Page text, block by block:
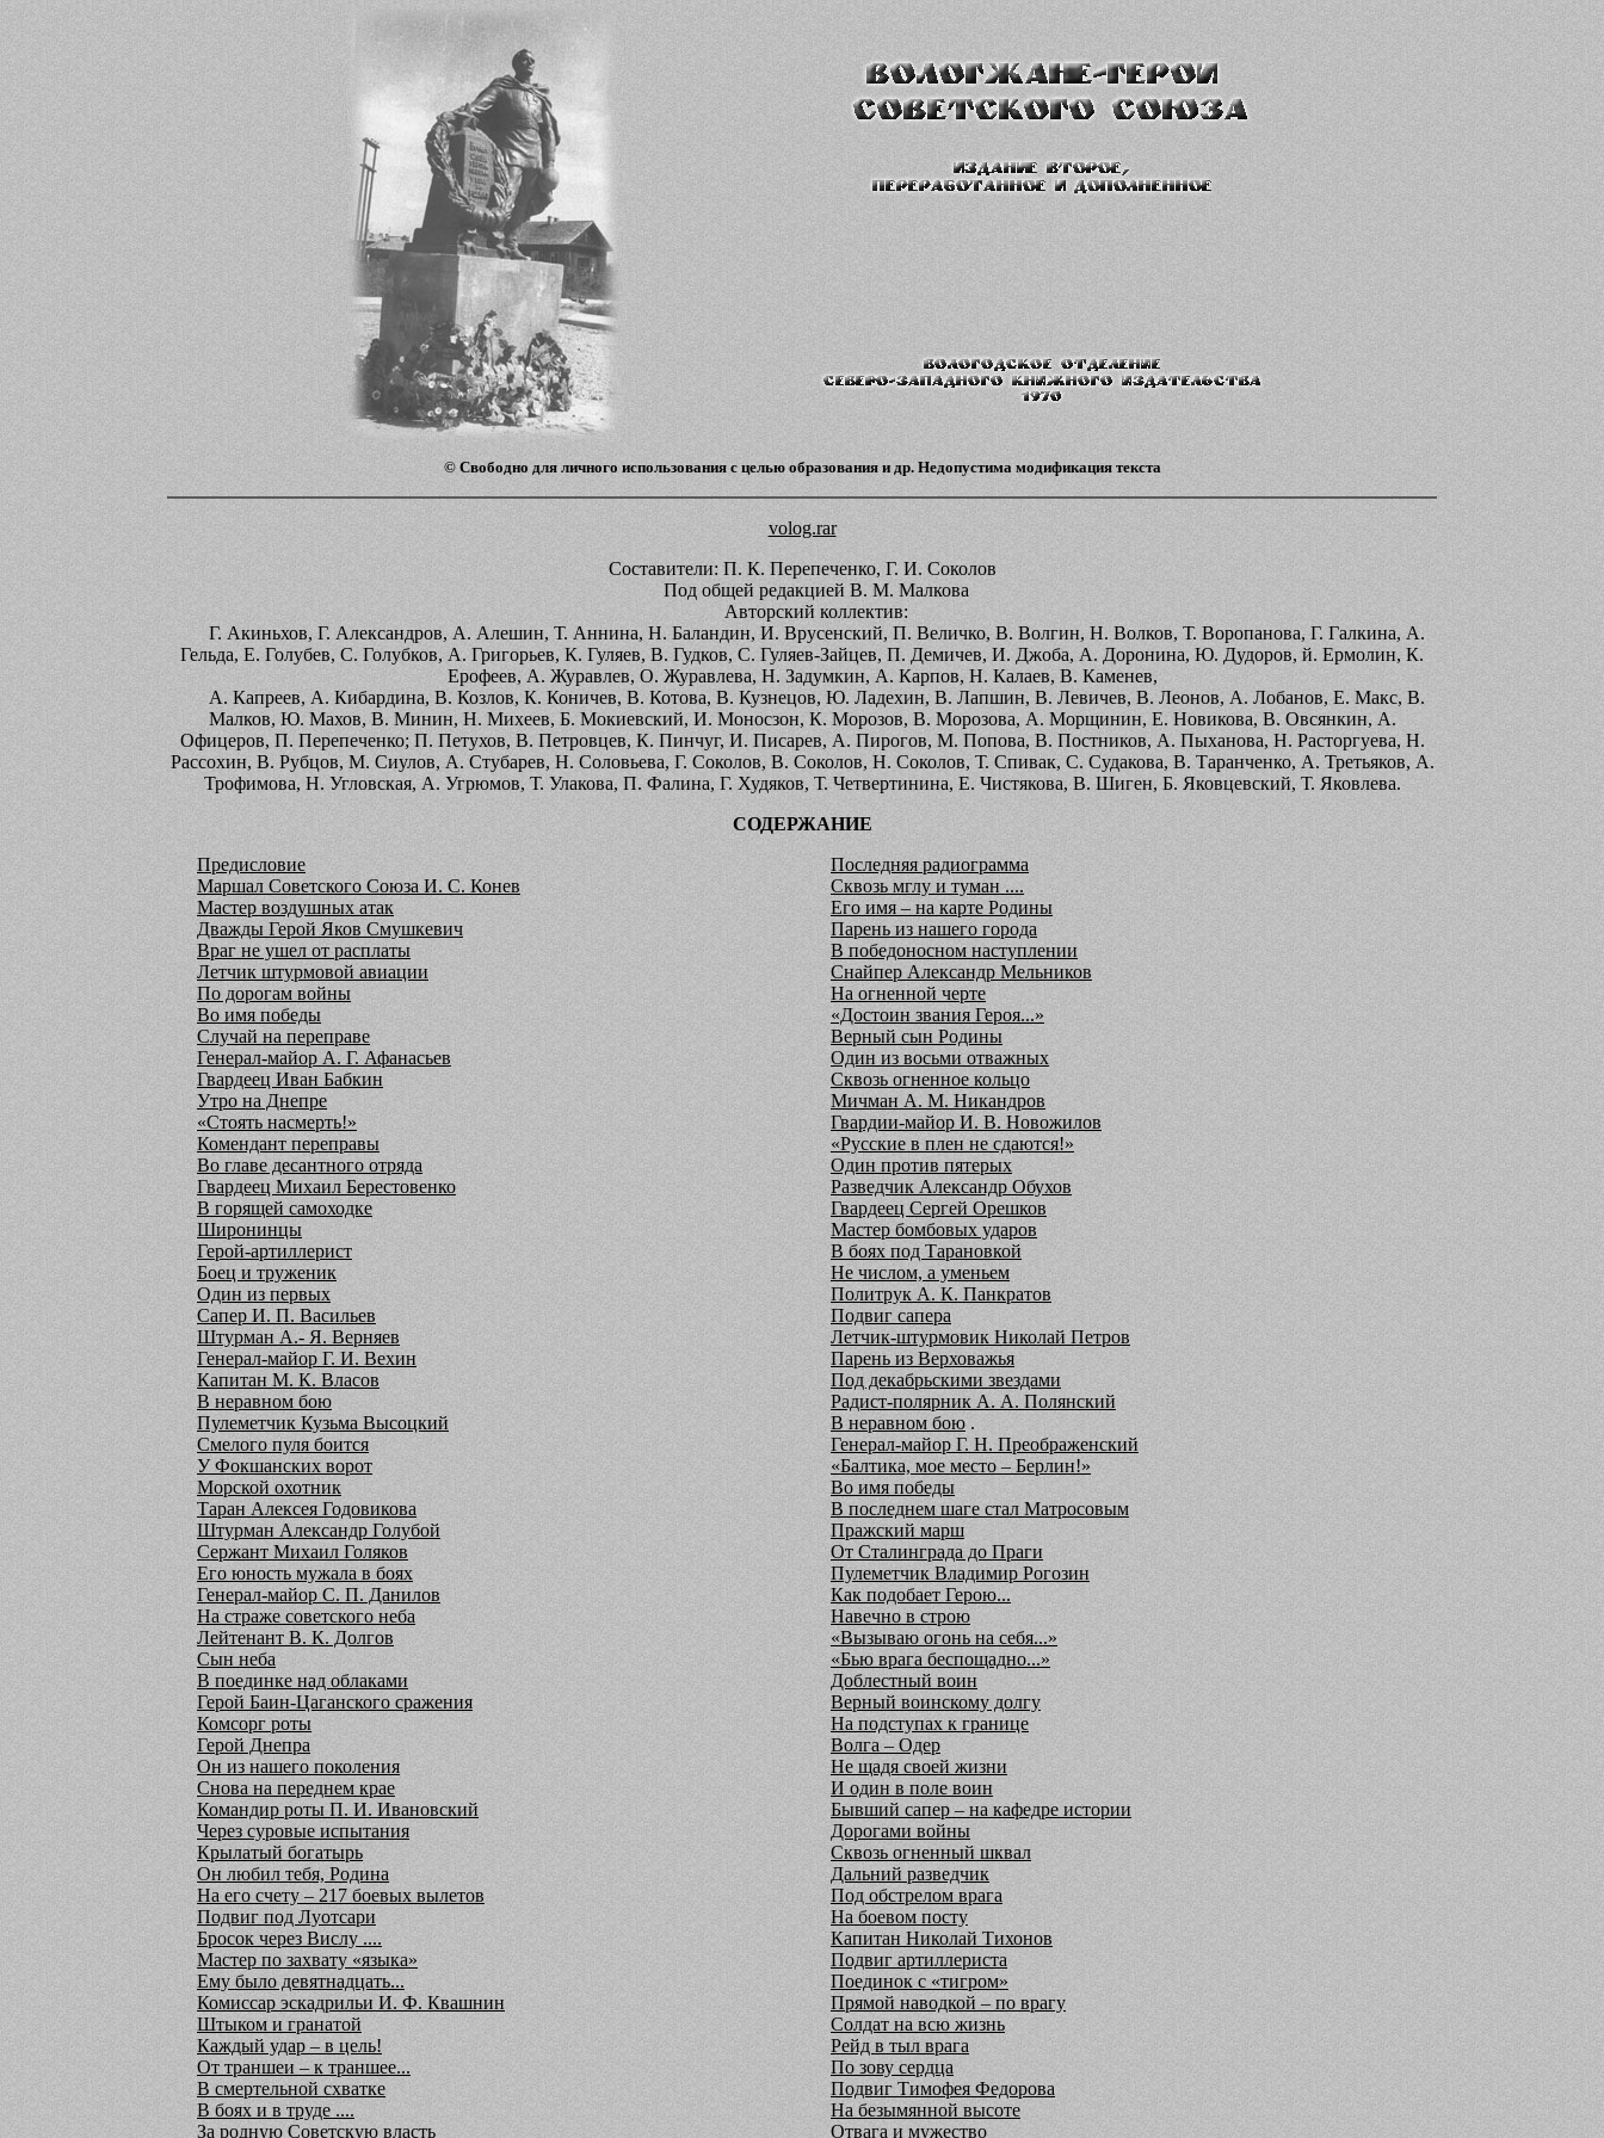
© Свободно для личного использования с целью образования и др. Недопустима модификация текста
volog.rar
Составители: П. К. Перепеченко, Г. И. Соколов
Под общей редакцией В. М. Малкова
Авторский коллектив:
Г. Акиньхов, Г. Александров, А. Алешин, Т. Аннина, Н. Баландин, И. Врусенский, П. Величко, В. Волгин, Н. Волков, Т. Воропанова, Г. Галкина, А.
Гельда, Е. Голубев, С. Голубков, А. Григорьев, К. Гуляев, В. Гудков, С. Гуляев-Зайцев, П. Демичев, И. Джоба, А. Доронина, Ю. Дудоров, й. Ермолин, К.
Ерофеев, А. Журавлев, О. Журавлева, Н. Задумкин, А. Карпов, Н. Калаев, В. Каменев,
A. Капреев, А. Кибардина, В. Козлов, К. Коничев, В. Котова, В. Кузнецов, Ю. Ладехин, В. Лапшин, В. Левичев, B. Леонов, А. Лобанов, Е. Макс, В.
Малков, Ю. Махов, В. Минин, Н. Михеев, Б. Мокиевский, И. Моносзон, К. Морозов, В. Морозова, А. Морщинин, Е. Новикова, В. Овсянкин, А.
Офицеров, П. Перепеченко; П. Петухов, В. Петровцев, К. Пинчуг, И. Писарев, А. Пирогов, М. Попова, В. Постников, А. Пыханова, Н. Расторгуева, Н.
Рассохин, В. Рубцов, М. Сиулов, А. Стубарев, Н. Соловьева, Г. Соколов, В. Соколов, Н. Соколов, Т. Спивак, С. Судакова, В. Таранченко, А. Третьяков, А.
Трофимова, Н. Угловская, А. Угрюмов, Т. Улакова, П. Фалина, Г. Худяков, Т. Четвертинина, Е. Чистякова, В. Шиген, Б. Яковцевский, Т. Яковлева.
СОДЕРЖАНИЕ
Предисловие
Маршал Советского Союза И. С. Конев
Мастер воздушных атак
Дважды Герой Яков Смушкевич
Враг не ушел от расплаты
Летчик штурмовой авиации
По дорогам войны
Во имя победы
Случай на переправе
Генерал-майор А. Г. Афанасьев
Гвардеец Иван Бабкин
Утро на Днепре
«Стоять насмерть!»
Комендант переправы
Во главе десантного отряда
Гвардеец Михаил Берестовенко
В горящей самоходке
Широнинцы
Герой-артиллерист
Боец и труженик
Один из первых
Сапер И. П. Васильев
Штурман А.- Я. Верняев
Генерал-майор Г. И. Вехин
Капитан М. К. Власов
В неравном бою
Пулеметчик Кузьма Высоцкий
Смелого пуля боится
У Фокшанских ворот
Морской охотник
Таран Алексея Годовикова
Штурман Александр Голубой
Сержант Михаил Голяков
Его юность мужала в боях
Генерал-майор С. П. Данилов
На страже советского неба
Лейтенант В. К. Долгов
Сын неба
В поединке над облаками
Герой Баин-Цаганского сражения
Комсорг роты
Герой Днепра
Он из нашего поколения
Снова на переднем крае
Командир роты П. И. Ивановский
Через суровые испытания
Крылатый богатырь
Он любил тебя, Родина
На его счету – 217 боевых вылетов
Подвиг под Луотсари
Бросок через Вислу ....
Мастер по захвату «языка»
Ему было девятнадцать...
Комиссар эскадрильи И. Ф. Квашнин
Штыком и гранатой
Каждый удар – в цель!
От траншеи – к траншее...
В смертельной схватке
В боях и в труде ....
За родную Советскую власть
Последняя радиограмма
Сквозь мглу и туман ....
Его имя – на карте Родины
Парень из нашего города
В победоносном наступлении
Снайпер Александр Мельников
На огненной черте
«Достоин звания Героя...»
Верный сын Родины
Один из восьми отважных
Сквозь огненное кольцо
Мичман А. М. Никандров
Гвардии-майор И. В. Новожилов
«Русские в плен не сдаются!»
Один против пятерых
Разведчик Александр Обухов
Гвардеец Сергей Орешков
Мастер бомбовых ударов
В боях под Тарановкой
Не числом, а уменьем
Политрук А. К. Панкратов
Подвиг сапера
Летчик-штурмовик Николай Петров
Парень из Верховажья
Под декабрьскими звездами
Радист-полярник А. А. Полянский
В неравном бою .
Генерал-майор Г. Н. Преображенский
«Балтика, мое место – Берлин!»
Во имя победы
В последнем шаге стал Матросовым
Пражский марш
От Сталинграда до Праги
Пулеметчик Владимир Рогозин
Как подобает Герою...
Навечно в строю
«Вызываю огонь на себя...»
«Бью врага беспощадно...»
Доблестный воин
Верный воинскому долгу
На подступах к границе
Волга – Одер
Не щадя своей жизни
И один в поле воин
Бывший сапер – на кафедре истории
Дорогами войны
Сквозь огненный шквал
Дальний разведчик
Под обстрелом врага
На боевом посту
Капитан Николай Тихонов
Подвиг артиллериста
Поединок с «тигром»
Прямой наводкой – по врагу
Солдат на всю жизнь
Рейд в тыл врага
По зову сердца
Подвиг Тимофея Федорова
На безымянной высоте
Отвага и мужество